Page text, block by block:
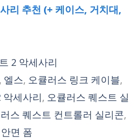
리 추천 (+ 케이스, 거치대,
2 악세사리
, 엘스, 오큘러스 링크 케이블,
세사리, 오큘러스 퀘스트 실
스 퀘스트 컨트롤러 실리콘,
면 폼